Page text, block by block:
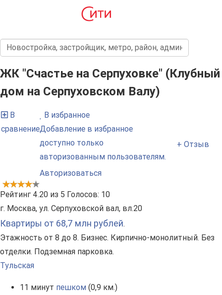
ЖК "Счастье на Серпуховке" (Клубный
дом на Серпуховском Валу)
В
сравнение
В избранное
Добавление в избранное
доступно только
авторизованным пользователям.
Авторизоваться
+ Отзыв
Рейтинг 4.20 из 5 Голосов: 10
г. Москва, ул. Серпуховской вал, вл.20
Квартиры от 68,7 млн рублей.
Этажность от 8 до 8. Бизнес. Кирпично-монолитный. Без
отделки. Подземная парковка.
Тульская
11 минут пешком (0,9 км.)